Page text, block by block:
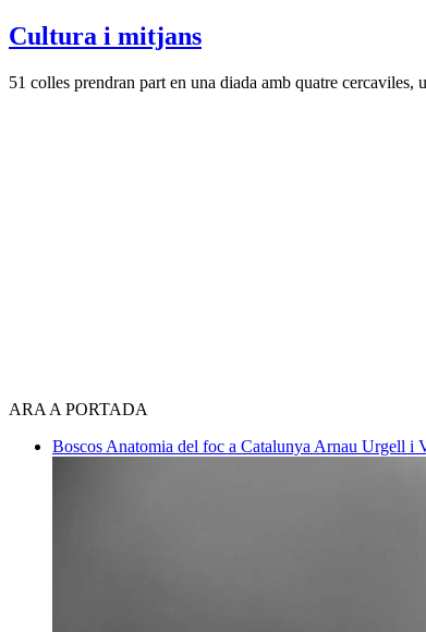
Cultura i mitjans
51 colles prendran part en una diada amb quatre
ARA A PORTADA
Boscos Anatomia del foc a Catalunya Arnau Urgell i